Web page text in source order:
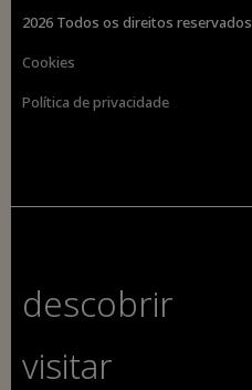
2026 Todos os direitos reservados
Cookies
Política de privacidade
descobrir
visitar